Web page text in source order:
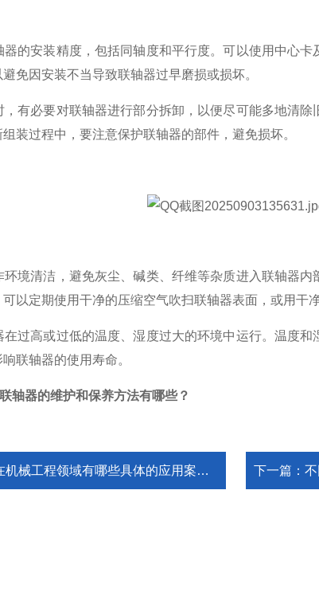
器的安装精度，包括同轴度和平行度。可以使用中心
免因安装不当导致联轴器过早磨损或损坏。
，有必要对联轴器进行部分拆卸，以便尽可能多地清
装过程中，要注意保护联轴器的部件，避免损坏。
环境清洁，避免灰尘、碱类、纤维等杂质进入联轴器
以定期使用干净的压缩空气吹扫联轴器表面，或用干净
在过高或过低的温度、湿度过大的环境中运行。温度
联轴器的使用寿命。
器的维护和保养方法有哪些？
械工程领域有哪些具体的应用案例？ 下一篇： 不